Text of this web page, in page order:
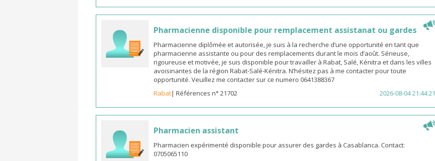
Pharmacienne disponible pour remplacement assistanat ou gardes
Pharmacienne diplômée et autorisée, je suis à la recherche d’une opportunité en tant que
pharmacienne assistante ou pour des remplacements durant le mois d’août. Sérieuse,
rigoureuse et motivée, je suis disponible pour travailler à Rabat, Salé, Kénitra et dans les villes
avoisinantes de la région Rabat-Salé-Kénitra. N’hésitez pas à me contacter pour toute
opportunité. Veuillez me contacter sur ce numero 0641388367
Rabat| Références n° 21702 2026-08-04 21:44:21
Pharmacien assistant
Pharmacien expérimenté disponible pour assurer des gardes à Casablanca. Contact:
0705065110